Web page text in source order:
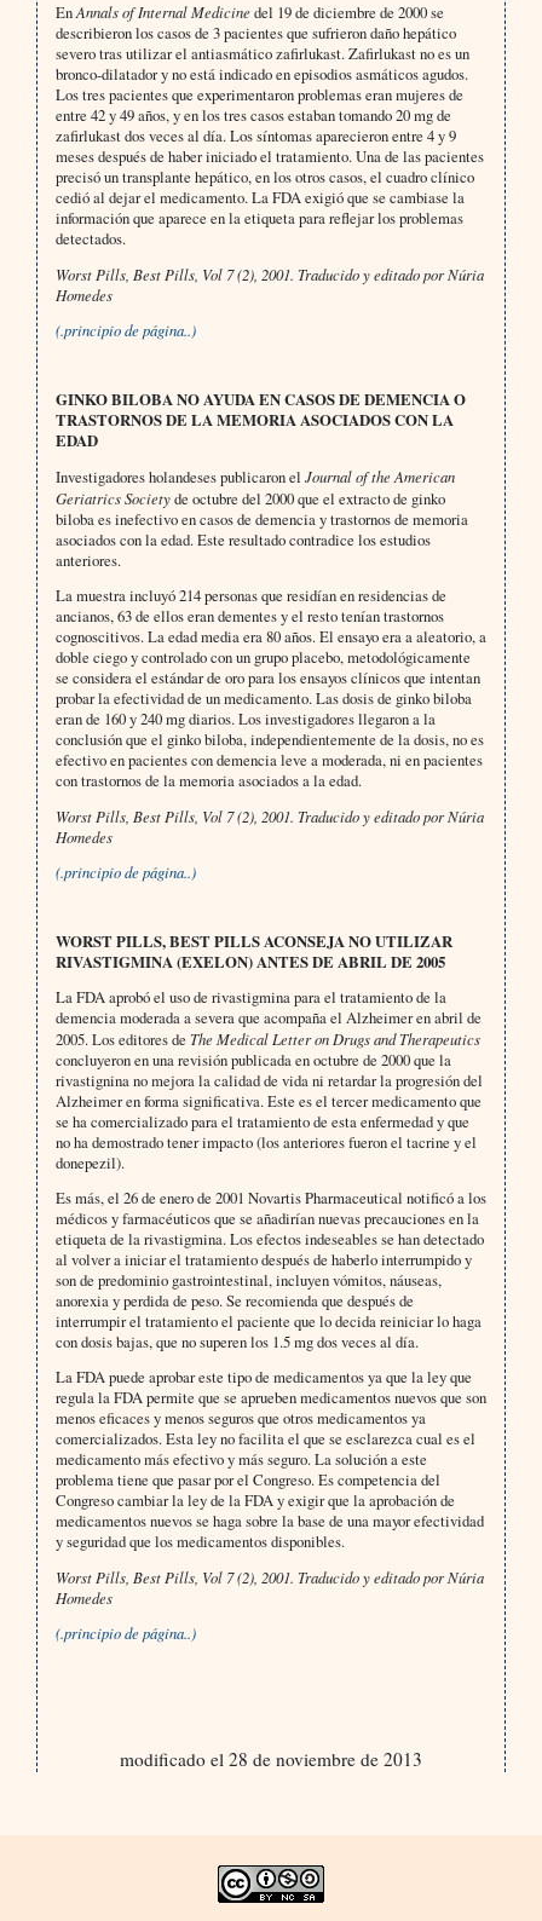
EnAnnals of Internal Medicinedel 19 de diciembre de 2000 se
describieron los casos de 3 pacientes que sufrieron daño hepático
severo tras utilizar el antiasmático zafirlukast. Zafirlukast no es un
bronco-dilatador y no está indicado en episodios asmáticos agudos.
Los tres pacientes que experimentaron problemas eran mujeres de
entre 42 y 49 años, y en los tres casos estaban tomando 20 mg de
zafirlukast dos veces al día. Los síntomas aparecieron entre 4 y 9
meses después de haber iniciado el tratamiento. Una de las pacientes
precisó un transplante hepático, en los otros casos, el cuadro clínico
cedió al dejar el medicamento. La FDA exigió que se cambiase la
información que aparece en la etiqueta para reflejar los problemas
detectados.
Worst Pills, Best Pills, Vol 7 (2), 2001. Traducido y editado por Núria
Homedes
(.principio de página..)
GINKO BILOBA NO AYUDA EN CASOS DE DEMENCIA O
TRASTORNOS DE LA MEMORIA ASOCIADOS CON LA
EDAD
Investigadores holandeses publicaron el Journal of the American
Geriatrics Societyde octubre del 2000 que el extracto de ginko
biloba es inefectivo en casos de demencia y trastornos de memoria
asociados con la edad. Este resultado contradice los estudios
anteriores.
La muestra incluyó 214 personas que residían en residencias de
ancianos, 63 de ellos eran dementes y el resto tenían trastornos
cognoscitivos. La edad media era 80 años. El ensayo era a aleatorio, a
doble ciego y controlado con un grupo placebo, metodológicamente
se considera el estándar de oro para los ensayos clínicos que intentan
probar la efectividad de un medicamento. Las dosis de ginko biloba
eran de 160 y 240 mg diarios. Los investigadores llegaron a la
conclusión que el ginko biloba, independientemente de la dosis, no es
efectivo en pacientes con demencia leve a moderada, ni en pacientes
con trastornos de la memoria asociados a la edad.
Worst Pills, Best Pills, Vol 7 (2), 2001. Traducido y editado por Núria
Homedes
(.principio de página..)
WORST PILLS, BEST PILLS ACONSEJA NO UTILIZAR
RIVASTIGMINA (EXELON) ANTES DE ABRIL DE 2005
La FDA aprobó el uso de rivastigmina para el tratamiento de la
demencia moderada a severa que acompaña el Alzheimer en abril de
2005. Los editores de The Medical Letter on Drugs and Therapeutics
concluyeron en una revisión publicada en octubre de 2000 que la
rivastignina no mejora la calidad de vida ni retardar la progresión del
Alzheimer en forma significativa. Este es el tercer medicamento que
se ha comercializado para el tratamiento de esta enfermedad y que
no ha demostrado tener impacto (los anteriores fueron el tacrine y el
donepezil).
Es más, el 26 de enero de 2001 Novartis Pharmaceutical notificó a los
médicos y farmacéuticos que se añadirían nuevas precauciones en la
etiqueta de la rivastigmina. Los efectos indeseables se han detectado
al volver a iniciar el tratamiento después de haberlo interrumpido y
son de predominio gastrointestinal, incluyen vómitos, náuseas,
anorexia y perdida de peso. Se recomienda que después de
interrumpir el tratamiento el paciente que lo decida reiniciar lo haga
con dosis bajas, que no superen los 1.5 mg dos veces al día.
La FDA puede aprobar este tipo de medicamentos ya que la ley que
regula la FDA permite que se aprueben medicamentos nuevos que son
menos eficaces y menos seguros que otros medicamentos ya
comercializados. Esta ley no facilita el que se esclarezca cual es el
medicamento más efectivo y más seguro. La solución a este
problema tiene que pasar por el Congreso. Es competencia del
Congreso cambiar la ley de la FDA y exigir que la aprobación de
medicamentos nuevos se haga sobre la base de una mayor efectividad
y seguridad que los medicamentos disponibles.
Worst Pills, Best Pills, Vol 7 (2), 2001. Traducido y editado por Núria
Homedes
(.principio de página..)
modificado el 28 de noviembre de 2013